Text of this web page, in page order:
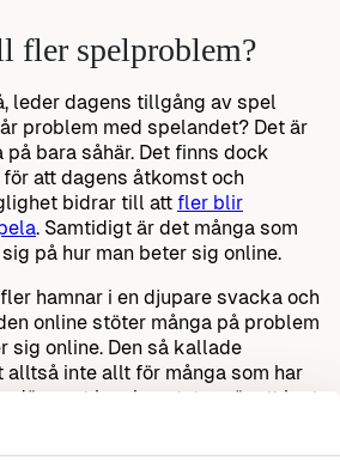
fler spelproblem?
leder dagens tillgång av spel
problem med spelandet? Det är
bara såhär. Det finns dock
att dagens åtkomst och
bidrar till att fler blir
. Samtidigt är det många som
på hur man beter sig online.
hamnar i en djupare svacka och
online stöter många på problem
sig online. Den så kallade
alltså inte allt för många som har
däremot kan konstatera är att loot
som bidrar till de ökade